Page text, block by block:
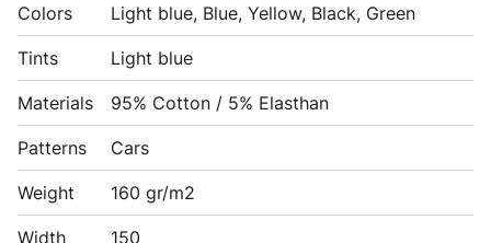
Colors Light blue, Blue, Yellow, Black, Green
Tints Light blue
Materials 95% Cotton / 5% Elasthan
Patterns Cars
Weight 160 gr/m2
Width 150